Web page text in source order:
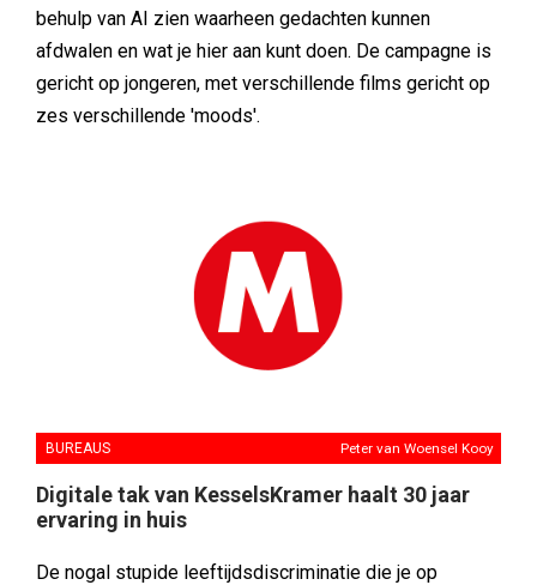
behulp van AI zien waarheen gedachten kunnen
afdwalen en wat je hier aan kunt doen. De campagne is
gericht op jongeren, met verschillende films gericht op
zes verschillende 'moods'.
BUREAUS Peter van Woensel Kooy
Digitale tak van KesselsKramer haalt 30 jaar
ervaring in huis
De nogal stupide leeftijdsdiscriminatie die je op